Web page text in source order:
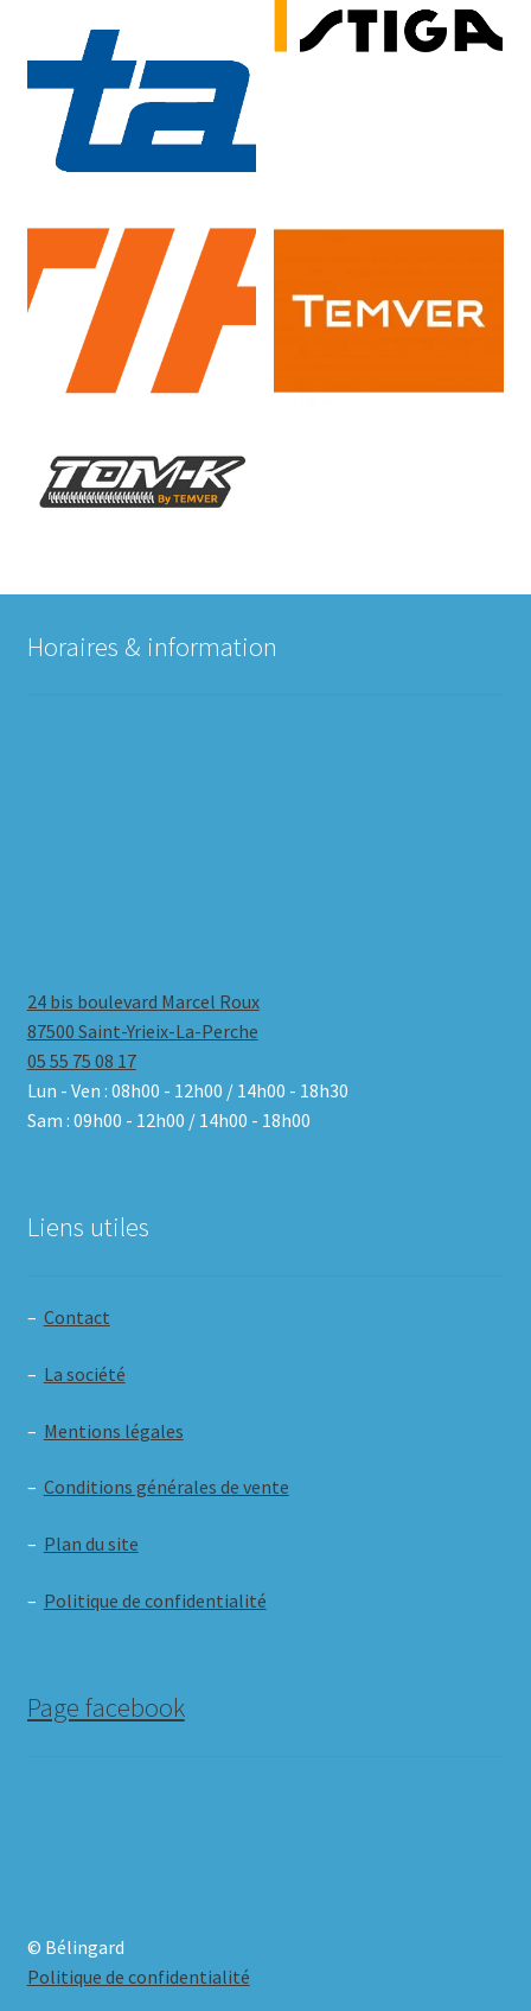
Horaires & information
24 bis boulevard Marcel Roux
87500 Saint-Yrieix-La-Perche
05 55 75 08 17
Lun - Ven : 08h00 - 12h00 / 14h00 - 18h30
Sam : 09h00 - 12h00 / 14h00 - 18h00
Liens utiles
– Contact
– La société
– Mentions légales
– Conditions générales de vente
– Plan du site
– Politique de confidentialité
Page facebook
© Bélingard
Politique de confidentialité